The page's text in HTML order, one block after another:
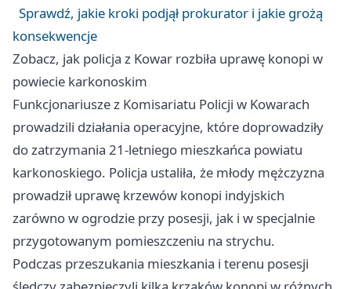
Sprawdź, jakie kroki podjął prokurator i jakie grożą
konsekwencje
Zobacz, jak policja z Kowar rozbiła uprawę konopi w
powiecie karkonoskim
Funkcjonariusze z Komisariatu Policji w Kowarach
prowadzili działania operacyjne, które doprowadziły
do zatrzymania 21-letniego mieszkańca powiatu
karkonoskiego. Policja ustaliła, że młody mężczyzna
prowadził uprawę krzewów konopi indyjskich
zarówno w ogrodzie przy posesji, jak i w specjalnie
przygotowanym pomieszczeniu na strychu.
Podczas przeszukania mieszkania i terenu posesji